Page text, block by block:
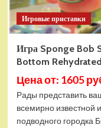
Игровые приставки
Игра Sponge Bob
Bottom Rehydrated
Цена от: 1605
Рады представить
всемирно известной
подводного городка